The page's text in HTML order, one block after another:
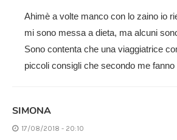
Ahimè a volte manco con lo zaino io
mi sono messa a dieta, ma alcuni
Sono contenta che una viaggiatrice
piccoli consigli che secondo me fanno
SIMONA
17/08/2018 - 20:10